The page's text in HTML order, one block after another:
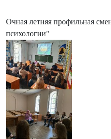
Очная летняя профильная
психологии"